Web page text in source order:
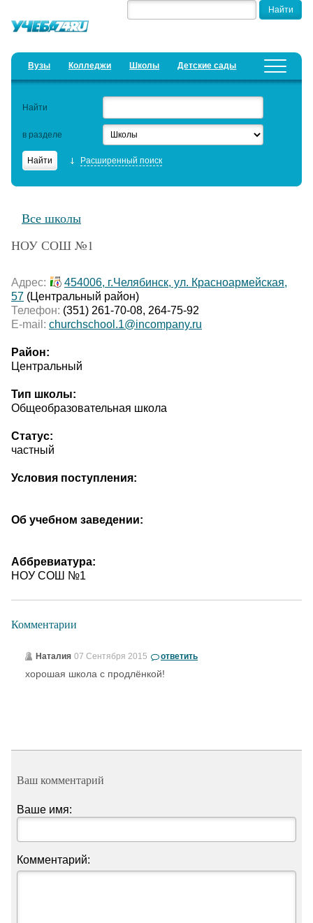
Вузы Колледжи Школы Детские сады
Добавить уч. заведение Предложить новость
Найти
в разделе
Расширенный поиск
Все школы
НОУ СОШ №1
Адрес:
454006, г.Челябинск, ул. Красноармейская,
57 (Центральный район)
Телефон: (351) 261-70-08, 264-75-92
E-mail: churchschool.1@incompany.ru
Район:
Центральный
Тип школы:
Общеобразовательная школа
Статус:
частный
Условия поступления:
Об учебном заведении:
Аббревиатура:
НОУ СОШ №1
Комментарии
Наталия 07 Сентября 2015 ответить
хорошая школа с продлёнкой!
Ваш комментарий
Ваше имя:
Комментарий: